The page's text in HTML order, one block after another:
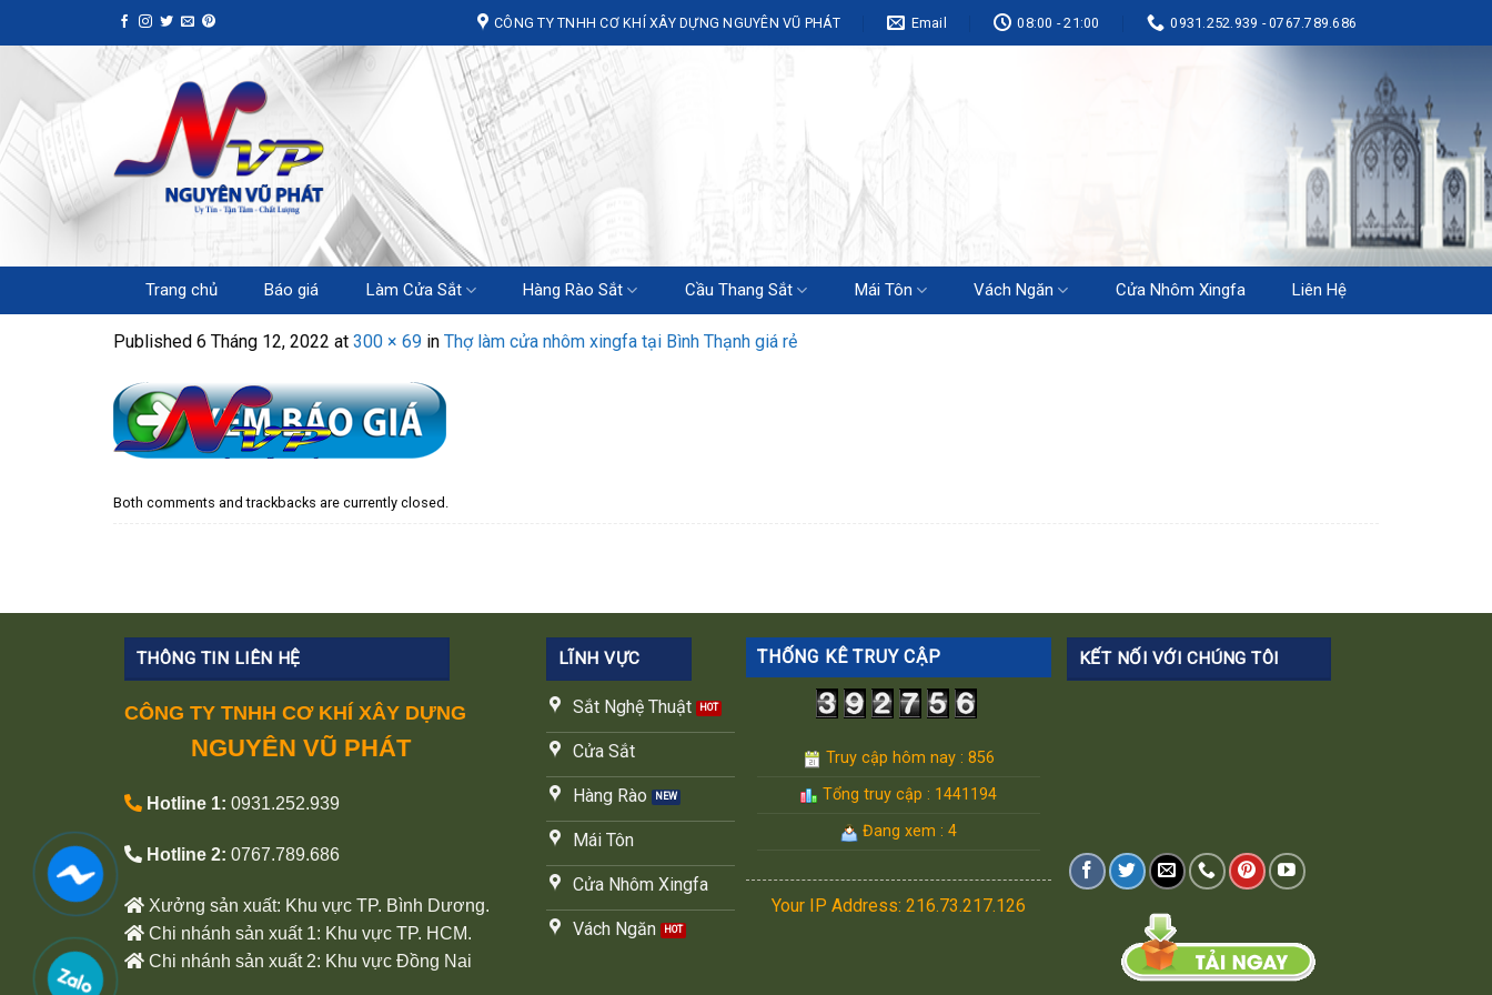
to
content
CÔNG TY TNHH CƠ KHÍ XÂY DỰNG NGUYÊN VŨ PHÁT Email 08:00 - 21:00 0931.252.939 - 0767.789.686
Trang chủ Báo giá Làm Cửa Sắt Hàng Rào Sắt Cầu Thang Sắt Mái Tôn Vách Ngăn Cửa Nhôm Xingfa Liên Hệ
Published 6 Tháng 12, 2022 at 300 × 69 in Thợ làm cửa nhôm xingfa tại Bình Thạnh giá rẻ
Both comments and trackbacks are currently closed.
THÔNG TIN LIÊN HỆ
CÔNG TY TNHH CƠ KHÍ XÂY DỰNG
NGUYÊN VŨ PHÁT
Hotline 1: 0931.252.939
Hotline 2: 0767.789.686
Xưởng sản xuất: Khu vực TP. Bình Dương.
Chi nhánh sản xuất 1: Khu vực TP. HCM.
Chi nhánh sản xuất 2: Khu vực Đồng Nai
LĨNH VỰC
Sắt Nghệ Thuật
Cửa Sắt
Hàng Rào
Mái Tôn
Cửa Nhôm Xingfa
Vách Ngăn
THỐNG KÊ TRUY CẬP
Truy cập hôm nay : 856
Tổng truy cập : 1441194
Đang xem : 4
Your IP Address: 216.73.217.126
KẾT NỐI VỚI CHÚNG TÔI